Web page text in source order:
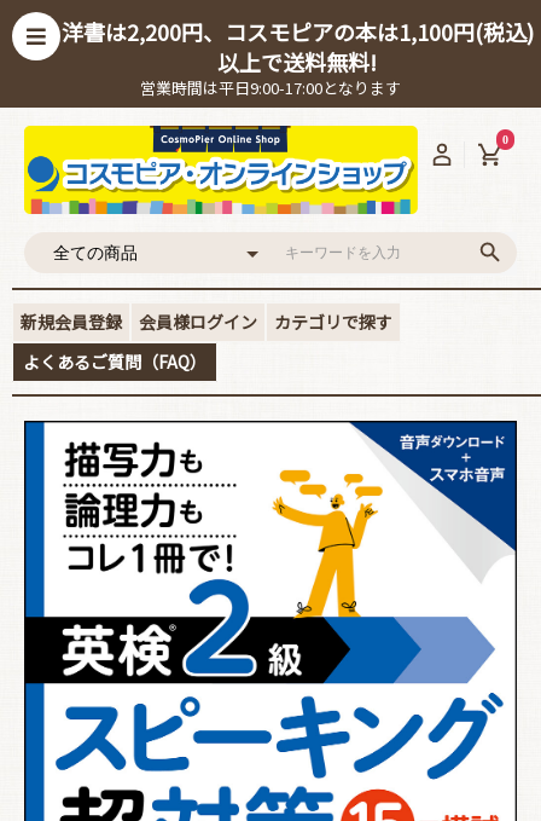
洋書は2,200円、コスモピアの本は1,100円(税込)
以上で送料無料!
営業時間は平日9:00-17:00となります
0
新規会員登録 会員様ログイン
カテゴリで探す
よくあるご質問（FAQ）